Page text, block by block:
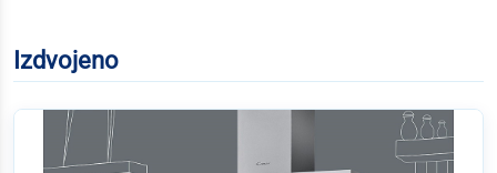
Izdvojeno